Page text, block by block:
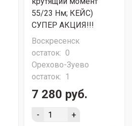
55/23 Нм; КЕЙС)
СУПЕР АКЦИЯ!!!
Воскресенск
остаток: 0
Орехово-Зуево
остаток: 1
7 280 руб.
- +